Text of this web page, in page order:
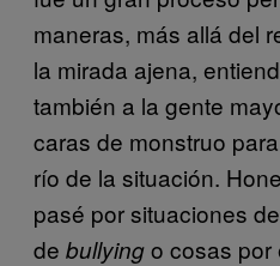
maneras, más allá del
la mirada ajena,
también a la gente
caras de monstruo
río de la situación.
pasé por situaciones
de bullyingo cosas por